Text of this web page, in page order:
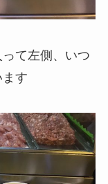
て左側、いつ
す